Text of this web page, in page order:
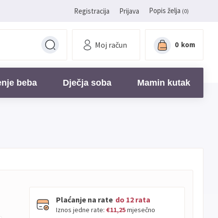
Registracija Prijava Popis želja (0)
Moj račun 0 kom
beba Dječja soba Mamin kutak
Plaćanje na rate do 12 rata
Iznos jedne rate: €11,25mjesečno